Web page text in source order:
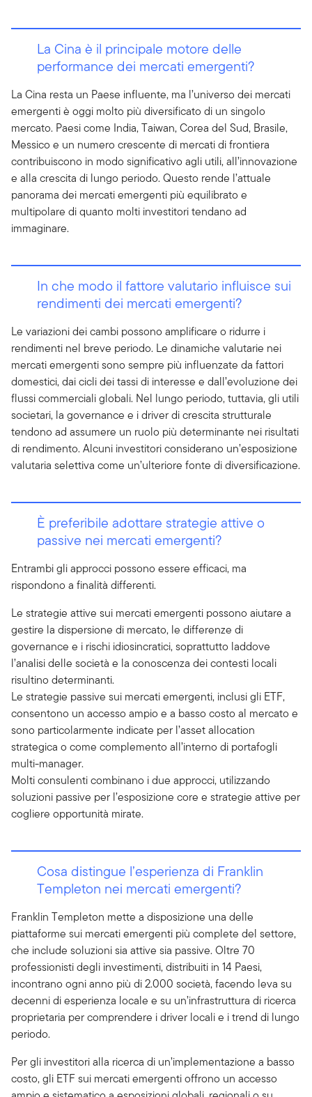
La Cina è il principale motore delle
performance dei mercati emergenti?
La Cina resta un Paese influente, ma l’universo dei mercati
emergenti è oggi molto più diversificato di un singolo
mercato. Paesi come India, Taiwan, Corea del Sud, Brasile,
Messico e un numero crescente di mercati di frontiera
contribuiscono in modo significativo agli utili, all’innovazione
e alla crescita di lungo periodo. Questo rende l’attuale
panorama dei mercati emergenti più equilibrato e
multipolare di quanto molti investitori tendano ad
immaginare.
In che modo il fattore valutario influisce sui
rendimenti dei mercati emergenti?
Le variazioni dei cambi possono amplificare o ridurre i
rendimenti nel breve periodo. Le dinamiche valutarie nei
mercati emergenti sono sempre più influenzate da fattori
domestici, dai cicli dei tassi di interesse e dall’evoluzione dei
flussi commerciali globali. Nel lungo periodo, tuttavia, gli utili
societari, la governance e i driver di crescita strutturale
tendono ad assumere un ruolo più determinante nei risultati
di rendimento. Alcuni investitori considerano un’esposizione
valutaria selettiva come un’ulteriore fonte di diversificazione.
È preferibile adottare strategie attive o
passive nei mercati emergenti?
Entrambi gli approcci possono essere efficaci, ma
rispondono a finalità differenti.
Le strategie attive sui mercati emergenti possono aiutare a
gestire la dispersione di mercato, le differenze di
governance e i rischi idiosincratici, soprattutto laddove
l’analisi delle società e la conoscenza dei contesti locali
risultino determinanti.
Le strategie passive sui mercati emergenti, inclusi gli ETF,
consentono un accesso ampio e a basso costo al mercato e
sono particolarmente indicate per l’asset allocation
strategica o come complemento all’interno di portafogli
multi-manager.
Molti consulenti combinano i due approcci, utilizzando
soluzioni passive per l’esposizione core e strategie attive per
cogliere opportunità mirate.
Cosa distingue l’esperienza di Franklin
Templeton nei mercati emergenti?
Franklin Templeton mette a disposizione una delle
piattaforme sui mercati emergenti più complete del settore,
che include soluzioni sia attive sia passive. Oltre 70
professionisti degli investimenti, distribuiti in 14 Paesi,
incontrano ogni anno più di 2.000 società, facendo leva su
decenni di esperienza locale e su un’infrastruttura di ricerca
proprietaria per comprendere i driver locali e i trend di lungo
periodo.
Per gli investitori alla ricerca di un’implementazione a basso
costo, gli ETF sui mercati emergenti offrono un accesso